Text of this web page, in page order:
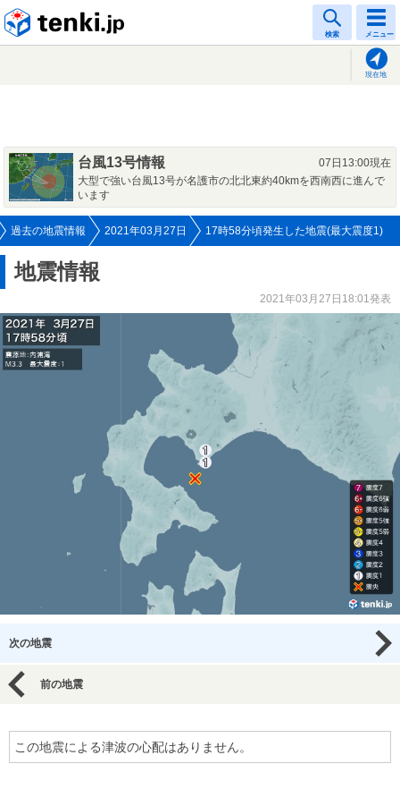
検索 メニュー
現在地
台風13号情報
07日13:00現在
大型で強い台風13号が名護市の北北東約40kmを西南西に進んで
います
過去の地震情報 2021年03月27日 17時58分頃発生した地震(最大震度1)
地震情報
2021年03月27日18:01発表
次の地震
前の地震
この地震による津波の心配はありません。